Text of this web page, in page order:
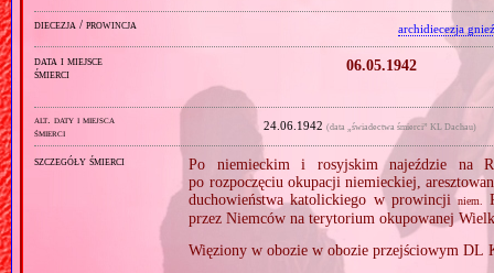
diecezja / prowincja archidiecezja
data i miejsce
śmierci
06.05.1942
alt. daty i miejsca
śmierci
24.06.1942(data „świadectwa śmierci” KL Dachau)
szczegóły śmierci
Po niemieckim i rosyjskim najeździe na
po rozpoczęciu okupacji niemieckiej,
duchowieństwa katolickiego w prowincjiniem.
przez Niemców na terytorium okupowanej
Więziony w obozie w obozie przejściowym DL